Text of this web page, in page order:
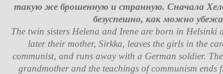
такую же брошенную и странную. Сначала
безуспешно, как можно
The twin sisters Helena and Irene are born in
later their mother, Sirkka, leaves the girls in the
communist, and runs away with a German soldier.
grandmother and the teachings of communism